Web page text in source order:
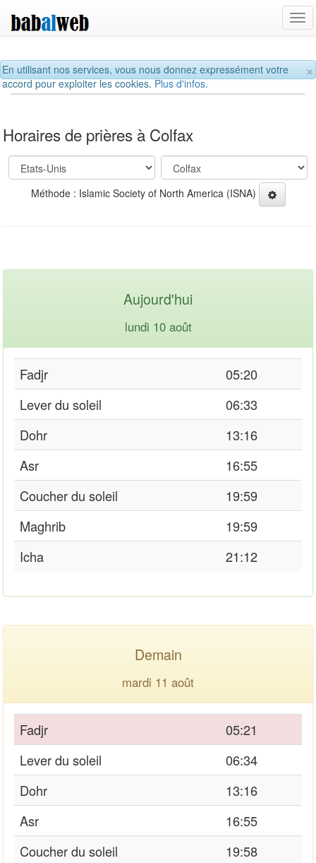
×
En utilisant nos services, vous nous donnez expressément votre
accord pour exploiter les cookies.Plus d'infos.
Horaires de prières à Colfax
Méthode : Islamic Society of North America (ISNA)
Aujourd'hui
lundi 10 août
Fadjr
05:20
Lever du soleil
06:33
Dohr
13:16
Asr
16:55
Coucher du soleil
19:59
Maghrib
19:59
Icha
21:12
Demain
mardi 11 août
Fadjr
05:21
Lever du soleil
06:34
Dohr
13:16
Asr
16:55
Coucher du soleil
19:58